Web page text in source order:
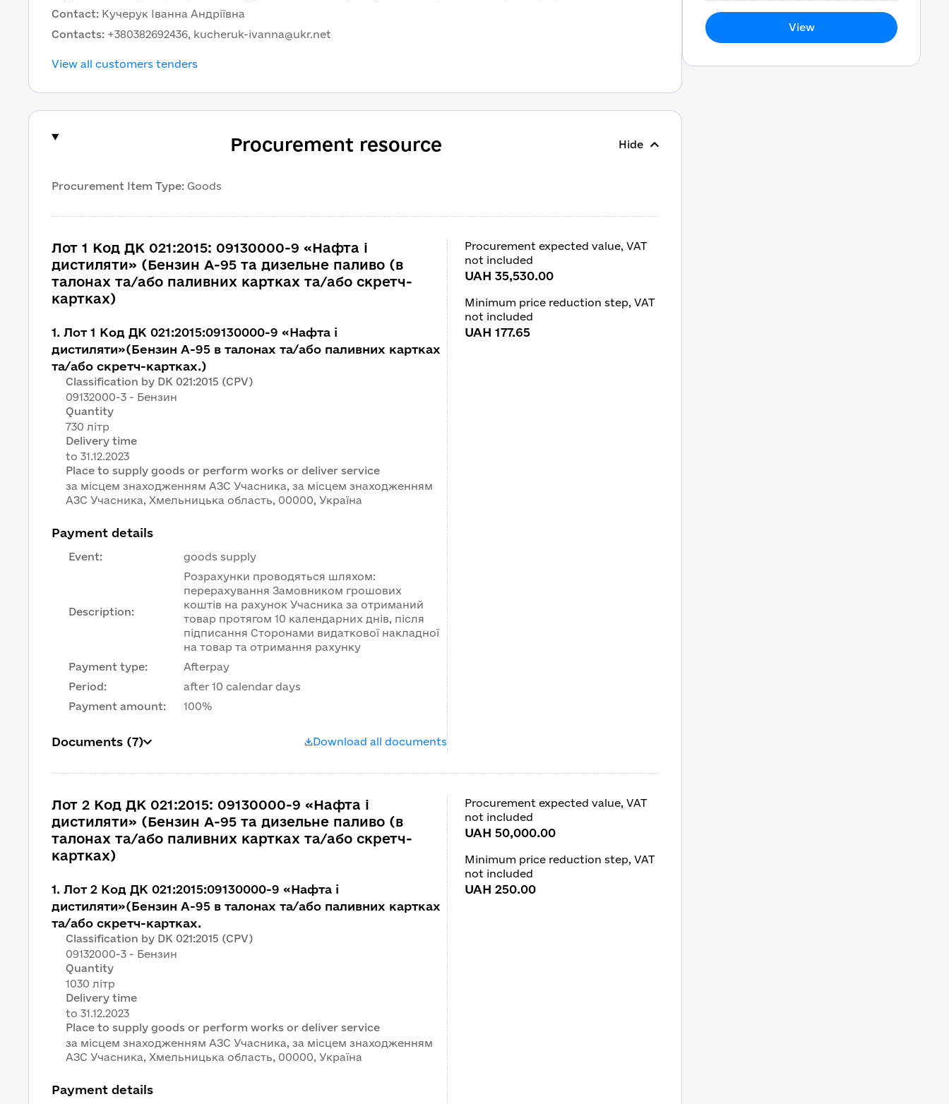
Contact: Кучерук Іванна Андріївна
Contacts: +380382692436, kucheruk-ivanna@ukr.net
View all customers tenders
Procurement resource Hide
Procurement Item Type: Goods
Лот 1 Код ДК 021:2015: 09130000-9 «Нафта і
дистиляти» (Бензин А-95 та дизельне паливо (в
талонах та/або паливних картках та/або скретч-
картках)
1. Лот 1 Код ДК 021:2015:09130000-9 «Нафта і
дистиляти»(Бензин А-95 в талонах та/або паливних картках
та/або скретч-картках.)
Classification by DK 021:2015 (CPV)
09132000-3 - Бензин
Quantity
730 літр
Delivery time
Place to supply goods or perform works or deliver service
за місцем знаходженням АЗС Учасника, за місцем знаходженням
АЗС Учасника, Хмельницька область, 00000, Україна
Payment details
Event: goods supply
Description:
Розрахунки проводяться шляхом:
перерахування Замовником грошових
коштів на рахунок Учасника за отриманий
товар протягом 10 календарних днів, після
підписання Сторонами видаткової накладної
на товар та отримання рахунку
Payment type:
Afterpay
Period:
after 10 calendar days
Payment amount: 100%
Documents (7) Download all documents
Procurement expected value, VAT
not included
UAH 35,530.00
Minimum price reduction step, VAT
not included
UAH 177.65
Лот 2 Код ДК 021:2015: 09130000-9 «Нафта і
дистиляти» (Бензин А-95 та дизельне паливо (в
талонах та/або паливних картках та/або скретч-
картках)
1. Лот 2 Код ДК 021:2015:09130000-9 «Нафта і
дистиляти»(Бензин А-95 в талонах та/або паливних картках
та/або скретч-картках.
Classification by DK 021:2015 (CPV)
09132000-3 - Бензин
Quantity
1030 літр
Delivery time
Place to supply goods or perform works or deliver service
за місцем знаходженням АЗС Учасника, за місцем знаходженням
АЗС Учасника, Хмельницька область, 00000, Україна
Payment details
Procurement expected value, VAT
not included
UAH 50,000.00
Minimum price reduction step, VAT
not included
UAH 250.00
View